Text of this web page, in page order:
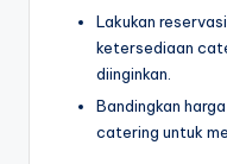
Lakukan
ketersediaan
diinginkan.
Bandingkan
catering untuk